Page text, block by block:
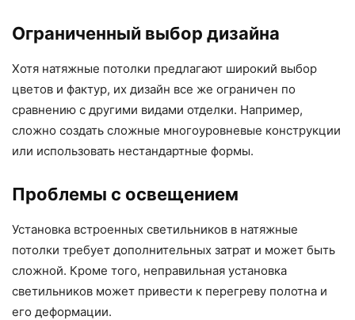
Ограниченный выбор дизайна
Хотя натяжные потолки предлагают широкий выбор
цветов и фактур, их дизайн все же ограничен по
сравнению с другими видами отделки. Например,
сложно создать сложные многоуровневые конструкции
или использовать нестандартные формы.
Проблемы с освещением
Установка встроенных светильников в натяжные
потолки требует дополнительных затрат и может быть
сложной. Кроме того, неправильная установка
светильников может привести к перегреву полотна и
его деформации.